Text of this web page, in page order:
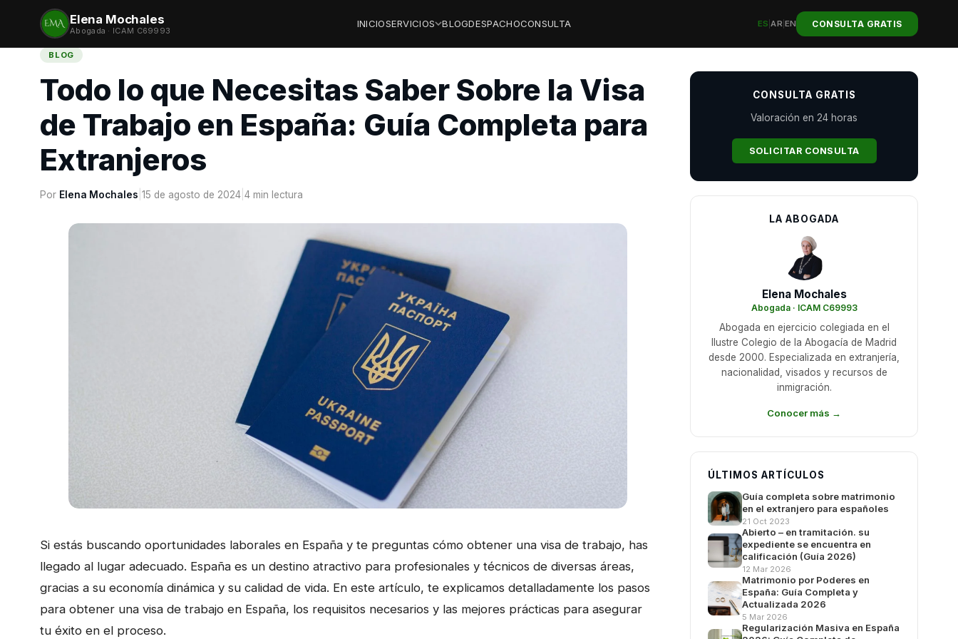
Elena Mochales
Abogada · ICAM C69993
INICIOSERVICIOS BLOGDESPACHOCONSULTA ES |AR EN CONSULTA GRATIS
BLOG
Todo lo que Necesitas Saber Sobre la Visa
de Trabajo en España: Guía Completa para
Extranjeros
Por Elena Mochales 15 de agosto de 2024 4 min lectura
Si estás buscando oportunidades laborales en España y te preguntas cómo obtener una visa de trabajo, has
llegado al lugar adecuado. España es un destino atractivo para profesionales y técnicos de diversas áreas,
gracias a su economía dinámica y su calidad de vida. En este artículo, te explicamos detalladamente los pasos
para obtener una visa de trabajo en España, los requisitos necesarios y las mejores prácticas para asegurar
tu éxito en el proceso.
CONSULTA GRATIS
Valoración en 24 horas
SOLICITAR CONSULTA
LA ABOGADA
Elena Mochales
Abogada · ICAM C69993
Abogada en ejercicio colegiada en el
Ilustre Colegio de la Abogacía de Madrid
desde 2000. Especializada en extranjería,
nacionalidad, visados y recursos de
inmigración.
Conocer más →
ÚLTIMOS ARTÍCULOS
Guía completa sobre matrimonio
en el extranjero para españoles
21 Oct 2023
Abierto – en tramitación. su
expediente se encuentra en
calificación (Guía 2026)
12 Mar 2026
Matrimonio por Poderes en
España: Guía Completa y
Actualizada 2026
5 Mar 2026
Regularización Masiva en España